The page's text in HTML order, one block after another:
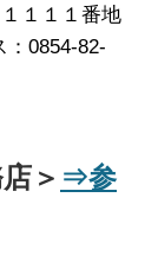
１１１番地
：0854-82-
＞ ⇒参